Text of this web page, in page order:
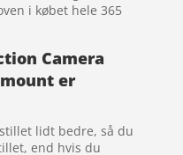
i købet hele 365
Camera
er
lidt bedre, så du
end hvis du